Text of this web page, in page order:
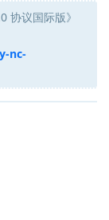
议国际版》
nc-